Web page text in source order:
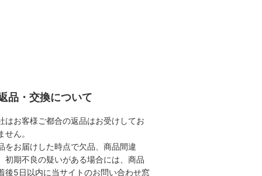
品・交換について
はお客様ご都合の返品はお受けしてお
せん。
をお届けした時点で欠品、商品間違
初期不良の疑いがある場合には、商品
後5日以内に当サイトのお問い合わせ窓